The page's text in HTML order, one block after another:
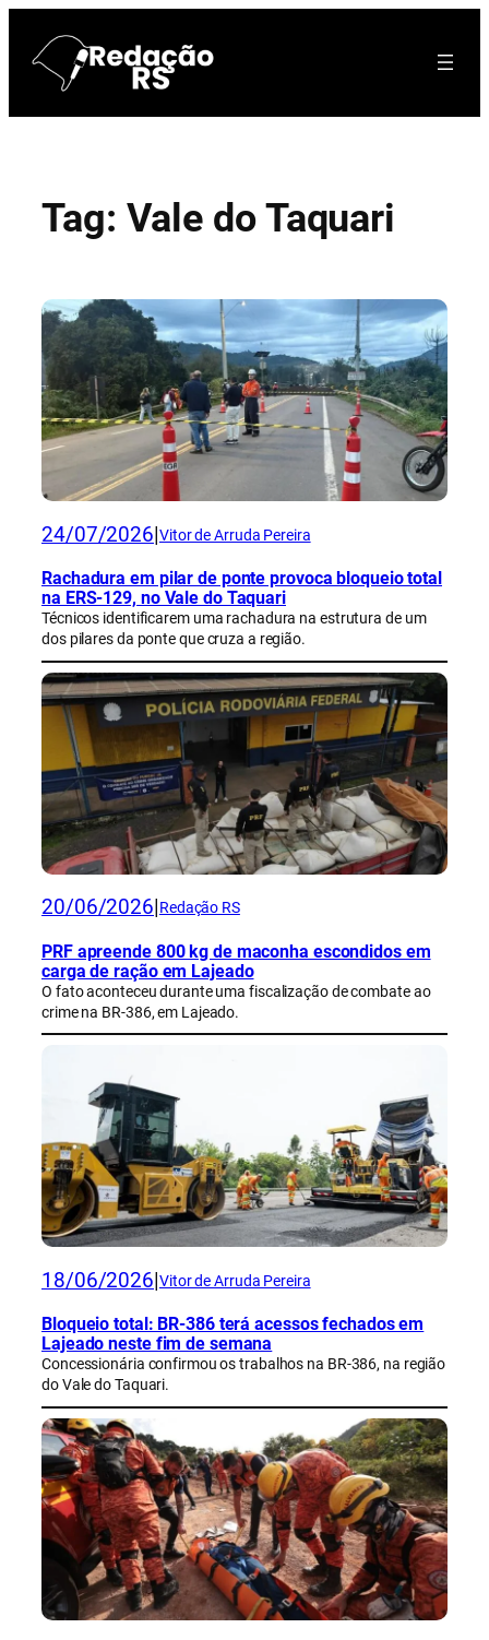
para
Tag: Vale do Taquari
24/07/2026 Vitor de Arruda Pereira
Rachadura em pilar de ponte provoca bloqueio total
na ERS-129, no Vale do Taquari
Técnicos identificarem uma rachadura na estrutura de um
dos pilares da ponte que cruza a região.
20/06/2026 Redação RS
PRF apreende 800 kg de maconha escondidos em
carga de ração em Lajeado
O fato aconteceu durante uma fiscalização de combate ao
crime na BR-386, em Lajeado.
18/06/2026 Vitor de Arruda Pereira
Bloqueio total: BR-386 terá acessos fechados em
Lajeado neste fim de semana
Concessionária confirmou os trabalhos na BR-386, na região
do Vale do Taquari.